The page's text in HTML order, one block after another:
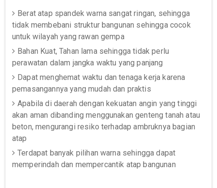
Berat atap spandek warna sangat ringan, sehingga
tidak membebani struktur bangunan sehingga cocok
untuk wilayah yang rawan gempa
Bahan Kuat, Tahan lama sehingga tidak perlu
perawatan dalam jangka waktu yang panjang
Dapat menghemat waktu dan tenaga kerja karena
pemasangannya yang mudah dan praktis
Apabila di daerah dengan kekuatan angin yang tinggi
akan aman dibanding menggunakan genteng tanah atau
beton, mengurangi resiko terhadap ambruknya bagian
atap
Terdapat banyak pilihan warna sehingga dapat
memperindah dan mempercantik atap bangunan